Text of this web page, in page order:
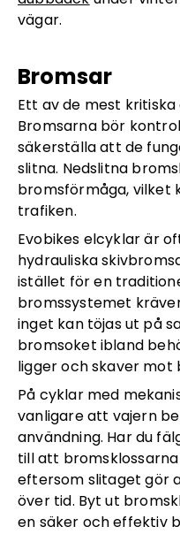
vägar.
Bromsar
Ett av de mest
Bromsarna bör
säkerställa att de
slitna. Nedslitna
bromsförmåga, vilket
trafiken.
Evobikes elcyklar är
hydrauliska
istället för en
bromssystemet
inget kan töjas ut på
bromsoket ibland
ligger och skaver mot
På cyklar med
vanligare att vajern
användning. Har du
till att
eftersom slitaget gör
över tid. Byt ut
en säker och effektiv